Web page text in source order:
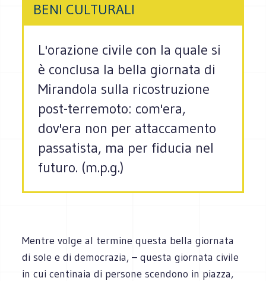
BENI CULTURALI
L'orazione civile con la quale si
è conclusa la bella giornata di
Mirandola sulla ricostruzione
post-terremoto: com'era,
dov'era non per attaccamento
passatista, ma per fiducia nel
futuro. (m.p.g.)
Mentre volge al termine questa bella giornata
di sole e di democrazia, – questa giornata civile
in cui centinaia di persone scendono in piazza,